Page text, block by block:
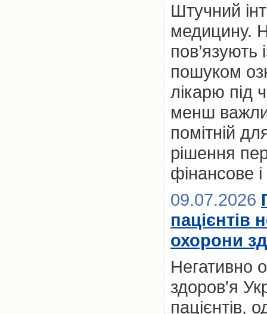
Штучний
медицину.
пошуком
лікарю під
менш
помітній
рішення
фінансове
09.07.2026
пацієнтів
охорони
Негативно
здоров'я
пацієнтів,